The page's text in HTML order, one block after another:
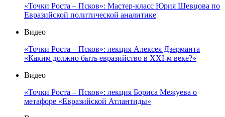
«Точки Роста – Псков»: Мастер-класс Юрия Шевцова по
Евразийской политической аналитике
Видео
«Точки Роста – Псков»: лекция Алексея Дзерманта
«Каким должно быть евразийство в XXI-м веке?»
Видео
«Точки Роста – Псков»: лекция Бориса Межуева о
метафоре «Евразийской Атлантиды»